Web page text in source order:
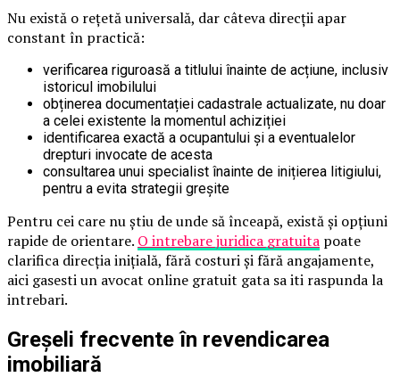
Nu există o rețetă universală, dar câteva direcții apar
constant în practică:
verificarea riguroasă a titlului înainte de acțiune, inclusiv
istoricul imobilului
obținerea documentației cadastrale actualizate, nu doar
a celei existente la momentul achiziției
identificarea exactă a ocupantului și a eventualelor
drepturi invocate de acesta
consultarea unui specialist înainte de inițierea litigiului,
pentru a evita strategii greșite
Pentru cei care nu știu de unde să înceapă, există și opțiuni
rapide de orientare. O intrebare juridica gratuita poate
clarifica direcția inițială, fără costuri și fără angajamente,
aici gasesti un avocat online gratuit gata sa iti raspunda la
intrebari.
Greșeli frecvente în revendicarea
imobiliară